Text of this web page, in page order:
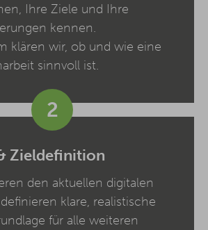
Ihre Ziele und Ihre
kennen.
klären wir, ob und wie eine
sinnvoll ist.
2
Zieldefinition
den aktuellen digitalen
klare, realistische
für alle weiteren